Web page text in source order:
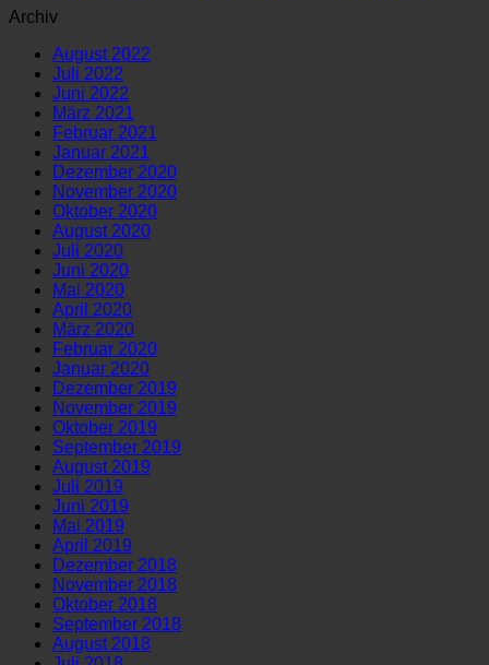
Archiv
August 2022
Juli 2022
Juni 2022
März 2021
Februar 2021
Januar 2021
Dezember 2020
November 2020
Oktober 2020
August 2020
Juli 2020
Juni 2020
Mai 2020
April 2020
März 2020
Februar 2020
Januar 2020
Dezember 2019
November 2019
Oktober 2019
September 2019
August 2019
Juli 2019
Juni 2019
Mai 2019
April 2019
Dezember 2018
November 2018
Oktober 2018
September 2018
August 2018